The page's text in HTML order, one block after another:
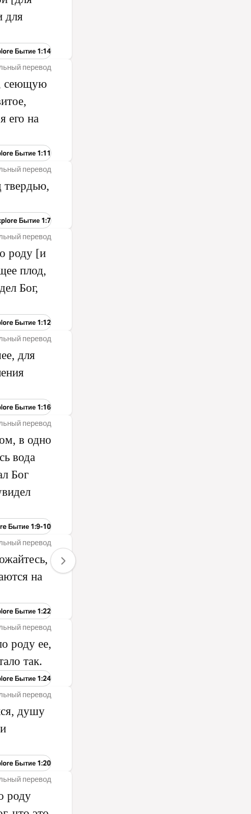
для
Бытие 1:14
перевод
сеющую
его на
Бытие 1:11
перевод
твердью,
Бытие 1:7
перевод
роду [и
плод,
Бог,
Бытие 1:12
перевод
для
Бытие 1:16
перевод
в одно
вода
Бог
Бытие 1:9-10
перевод
на
Бытие 1:22
перевод
роду ее,
так.
Бытие 1:24
перевод
душу
Бытие 1:20
перевод
роду